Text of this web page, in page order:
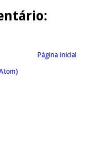
Página inicial